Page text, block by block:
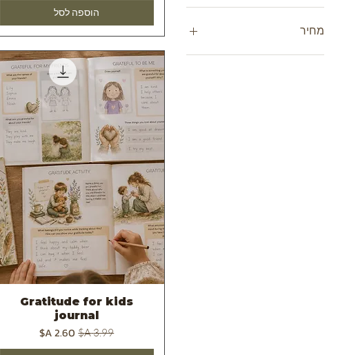
מחיר
הוספה לסל
תצוגה מהירה
Gratitude for kids
journal
מחיר רגיל‏3.99 ‏A$ מחיר מבצע